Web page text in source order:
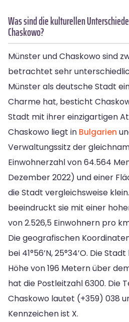
Was sind die kulturellen
Chaskowo?
Münster und Chaskowo sind
betrachtet sehr
Münster als deutsche Stadt
Charme hat, besticht
Stadt mit ihrer einzigartigen
Chaskowo liegt in Bulgarien
Verwaltungssitz der
Einwohnerzahl von 64.564
Dezember 2022) und einer
die Stadt vergleichsweise
beeindruckt sie mit einer
von 2.526,5 Einwohnern pro
Die geografischen
bei 41°56’N, 25°34’O. Die
Höhe von 196 Metern über
hat die Postleitzahl 6300. Die
Chaskowo lautet (+359) 038
Kennzeichen ist X.